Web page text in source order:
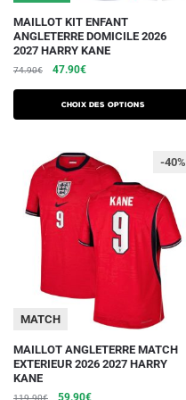
MAILLOT KIT ENFANT
ANGLETERRE DOMICILE 2026
2027 HARRY KANE
74.90€
Le
initial
était :
47.90€Le
actuel
est :
Choix des options
Ce
produit
a
variations.
peuvent
être
choisies
produit
MATCH
-40%
MAILLOT ANGLETERRE MATCH
EXTERIEUR 2026 2027 HARRY
KANE
119.90€ Le
59.90€Le
Ce
produit
a